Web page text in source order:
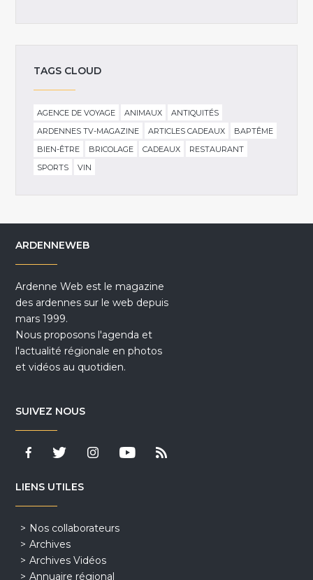
TAGS CLOUD
AGENCE DE VOYAGE ANIMAUX
ANTIQUITÉS
ARDENNES TV-MAGAZINE
ARTICLES CADEAUX
BAPTÊME
BIEN-ÊTRE
BRICOLAGE CADEAUX
RESTAURANT
SPORTS
VIN
ARDENNEWEB
Ardenne Web est le magazine
des ardennes sur le web depuis
mars 1999.
Nous proposons l'agenda et
l'actualité régionale en photos
et vidéos au quotidien.
SUIVEZ NOUS
LIENS UTILES
Nos collaborateurs
Archives
Archives Vidéos
Annuaire régional